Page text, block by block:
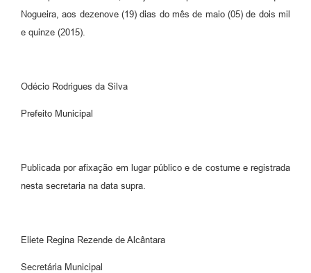
Nogueira, aos dezenove (19) dias do mês de maio (05) de dois mil
e quinze (2015).
Odécio Rodrigues da Silva
Prefeito Municipal
Publicada por afixação em lugar público e de costume e registrada
nesta secretaria na data supra.
Eliete Regina Rezende de Alcântara
Secretária Municipal